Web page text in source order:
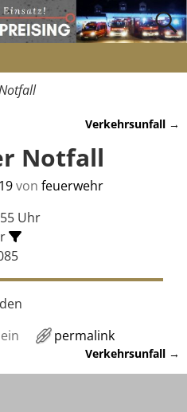
Verkehrsunfall →
Notfall
von feuerwehr
Uhr
permalink
Verkehrsunfall →